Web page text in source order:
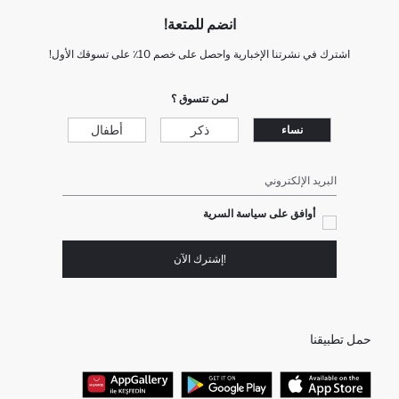
انضم للمتعة!
اشترك في نشرتنا الإخبارية واحصل على خصم 10٪ على تسوقك الأول!
لمن تتسوق ؟
نساء ذكر أطفال
البريد الإلكتروني
أوافق على سياسة السرية
!إشترك الآن
حمل تطبيقنا